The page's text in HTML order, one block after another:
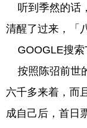
听到季然的话
清醒了过来，「
GOOGLE搜索
按照陈弨前世
六千多来着，而
成自己后，首日